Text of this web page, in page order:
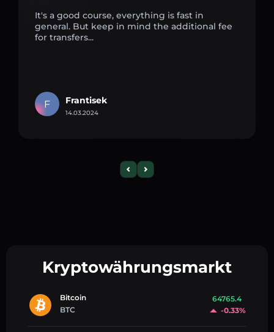
It's a good course, everything is fast in
general. But keep in mind the additional fee
for transfers...
F Frantisek
14.03.2024
Kryptowährungsmarkt
Bitcoin
BTC
64765.4
-0.33%